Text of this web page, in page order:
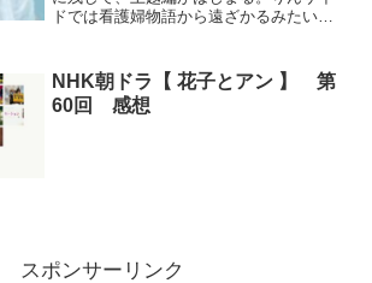
ドでは看護婦物語から遠ざかるみたい。
は、りん、美津（水野美紀）、環（英
茉）にある提案をする……(7...
NHK朝ドラ【 花子とアン 】 第
60回 感想
スポンサーリンク